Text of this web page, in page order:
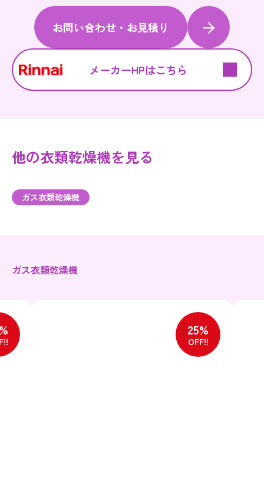
お問い合わせ・お見積り
メーカーHPはこちら
他の衣類乾燥機を見る
ガス衣類乾燥機
ガス衣類乾燥機
25%
OFF!!